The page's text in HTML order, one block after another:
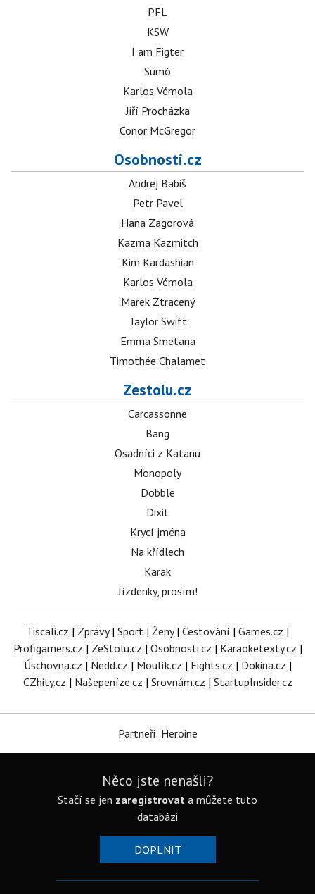
PFL
KSW
I am Figter
Sumó
Karlos Vémola
Jiří Procházka
Conor McGregor
Osobnosti.cz
Andrej Babiš
Petr Pavel
Hana Zagorová
Kazma Kazmitch
Kim Kardashian
Karlos Vémola
Marek Ztracený
Taylor Swift
Emma Smetana
Timothée Chalamet
Zestolu.cz
Carcassonne
Bang
Osadníci z Katanu
Monopoly
Dobble
Dixit
Krycí jména
Na křídlech
Karak
Jízdenky, prosím!
Tiscali.cz | Zprávy| Sport | Ženy| Cestování | Games.cz |
Profigamers.cz | ZeStolu.cz | Osobnosti.cz | Karaoketexty.cz |
Úschovna.cz | Nedd.cz | Moulík.cz | Fights.cz | Dokina.cz |
CZhity.cz | Našepeníze.cz | Srovnám.cz | StartupInsider.cz
Partneři: Heroine
Něco jste nenašli?
Stačí se jen zaregistrovat a můžete tuto
databázi
DOPLNIT